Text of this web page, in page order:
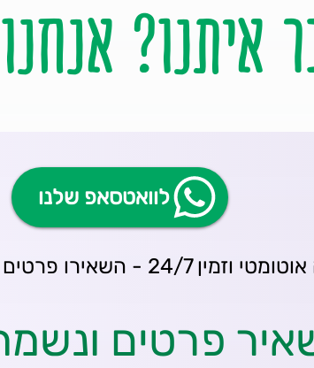
איתנו?
לוואטסאפ שלנו
24/7 - השאירו פרטים ונחזור בהקדם
פרטים